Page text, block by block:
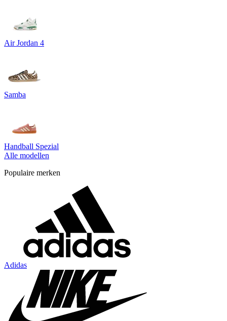
Air Jordan 4
Samba
Handball Spezial
Alle modellen
Populaire merken
Adidas